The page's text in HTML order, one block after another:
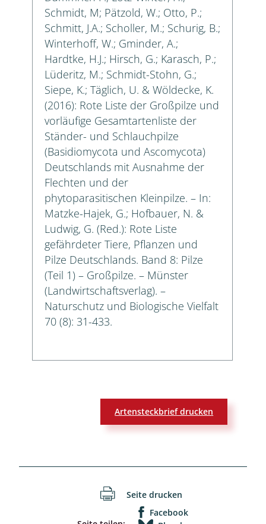
Schmidt, M; Pätzold, W.; Otto, P.;
Schmitt, J.A.; Scholler, M.; Schurig, B.;
Winterhoff, W.; Gminder, A.;
Hardtke, H.J.; Hirsch, G.; Karasch, P.;
Lüderitz, M.; Schmidt-Stohn, G.;
Siepe, K.; Täglich, U. & Wöldecke, K.
(2016): Rote Liste der Großpilze und
vorläufige Gesamtartenliste der
Ständer- und Schlauchpilze
(Basidiomycota und Ascomycota)
Deutschlands mit Ausnahme der
Flechten und der
phytoparasitischen Kleinpilze. – In:
Matzke-Hajek, G.; Hofbauer, N. &
Ludwig, G. (Red.): Rote Liste
gefährdeter Tiere, Pflanzen und
Pilze Deutschlands. Band 8: Pilze
(Teil 1) – Großpilze. – Münster
(Landwirtschaftsverlag). –
Naturschutz und Biologische Vielfalt
70 (8): 31-433.
Artensteckbrief drucken
Seite drucken
Facebook